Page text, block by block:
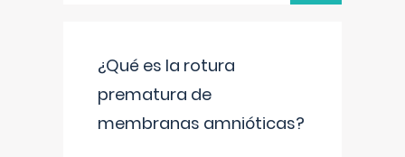
¿Qué es la rotura
prematura de
membranas amnióticas?